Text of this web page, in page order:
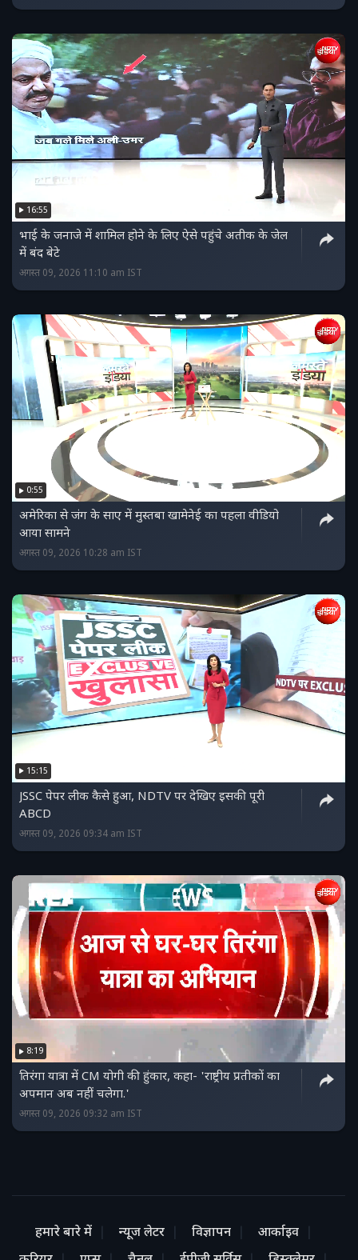
16:55
भाई के जनाजे में शामिल होने के लिए ऐसे पहुंचे अतीक के जेल
में बंद बेटे
अगस्त 09, 2026 11:10 am IST
0:55
अमेरिका से जंग के साए में मुस्तबा खामेनेई का पहला वीडियो
आया सामने
अगस्त 09, 2026 10:28 am IST
15:15
JSSC पेपर लीक कैसे हुआ, NDTV पर देखिए इसकी पूरी
ABCD
अगस्त 09, 2026 09:34 am IST
8:19
तिरंगा यात्रा में CM योगी की हुंकार, कहा- 'राष्ट्रीय प्रतीकों का
अपमान अब नहीं चलेगा.'
अगस्त 09, 2026 09:32 am IST
हमारे बारे में न्यूज लेटर विज्ञापन
आर्काइव